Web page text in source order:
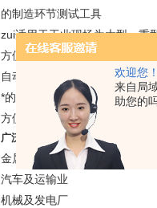
欢迎您！
来自局
助您的
的制造环节测试工具
zui适用于工业现场为大型、重
方便用于难进入或空间有限的测
自动感应及补偿冲击方向
*的材料选择及适应测试工具
方便用于弧形工件（R>10mm
广泛应用于：
金属制造业及加工业
汽车及运输业
机械及发电厂